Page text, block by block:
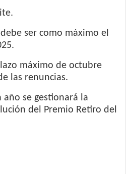
ser como máximo el
máximo de octubre
las renuncias.
año se gestionará la
del Premio Retiro del